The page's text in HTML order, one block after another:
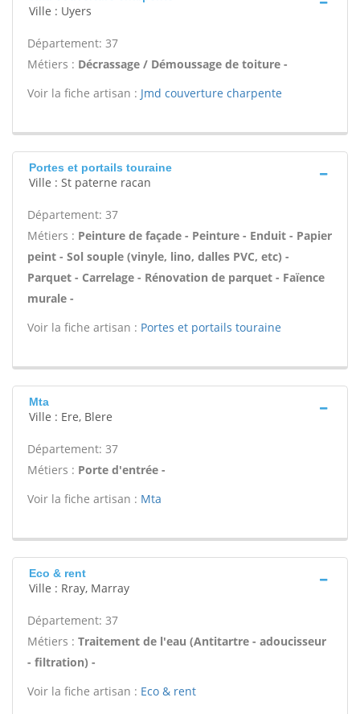
Ville : Uyers
Département: 37
Métiers : Décrassage / Démoussage de toiture -
Voir la fiche artisan : Jmd couverture charpente
Portes et portails touraine
Ville : St paterne racan
Département: 37
Métiers : Peinture de façade - Peinture - Enduit - Papier
peint - Sol souple (vinyle, lino, dalles PVC, etc) -
Parquet - Carrelage - Rénovation de parquet - Faïence
murale -
Voir la fiche artisan : Portes et portails touraine
Mta
Ville : Ere, Blere
Département: 37
Métiers : Porte d'entrée -
Voir la fiche artisan : Mta
Eco & rent
Ville : Rray, Marray
Département: 37
Métiers : Traitement de l'eau (Antitartre - adoucisseur
- filtration) -
Voir la fiche artisan : Eco & rent